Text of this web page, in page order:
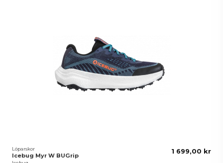
Löparskor
Icebug Myr W BUGrip
1 699,00 kr